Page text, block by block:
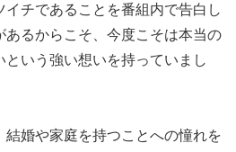
チであることを番組内で告白し
あるからこそ、今度こそは本当の
いう強い想いを持っていまし
結婚や家庭を持つことへの憧れを